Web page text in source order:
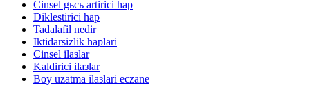
Cinsel gьcь artirici hap
Diklestirici hap
Tadalafil nedir
Iktidarsizlik haplari
Cinsel ilaзlar
Kaldirici ilaзlar
Boy uzatma ilaзlari eczane